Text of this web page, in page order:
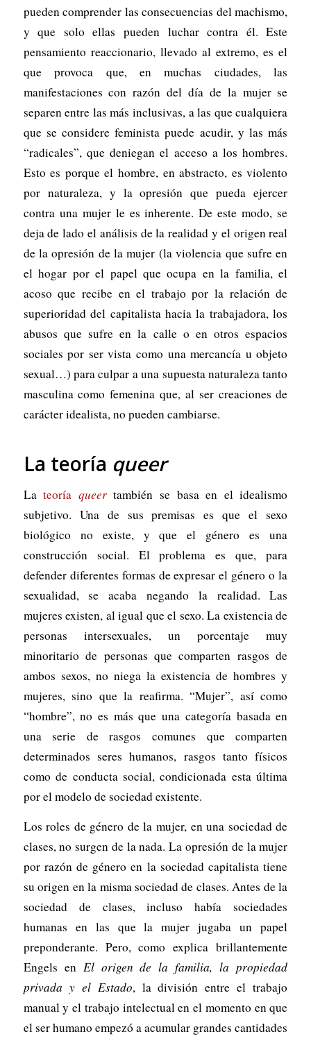
pueden comprender las consecuencias del machismo,
y que solo ellas pueden luchar contra él. Este
pensamiento reaccionario, llevado al extremo, es el
que provoca que, en muchas ciudades, las
manifestaciones con razón del día de la mujer se
separen entre las más inclusivas, a las que cualquiera
que se considere feminista puede acudir, y las más
“radicales”, que deniegan el acceso a los hombres.
Esto es porque el hombre, en abstracto, es violento
por naturaleza, y la opresión que pueda ejercer
contra una mujer le es inherente. De este modo, se
deja de lado el análisis de la realidad y el origen real
de la opresión de la mujer (la violencia que sufre en
el hogar por el papel que ocupa en la familia, el
acoso que recibe en el trabajo por la relación de
superioridad del capitalista hacia la trabajadora, los
abusos que sufre en la calle o en otros espacios
sociales por ser vista como una mercancía u objeto
sexual…) para culpar a una supuesta naturaleza tanto
masculina como femenina que, al ser creaciones de
carácter idealista, no pueden cambiarse.
La teoría queer
Lateoría queertambién se basa en el idealismo
subjetivo. Una de sus premisas es que el sexo
biológico no existe, y que el género es una
construcción social. El problema es que, para
defender diferentes formas de expresar el género o la
sexualidad, se acaba negando la realidad. Las
mujeres existen, al igual que el sexo. La existencia de
personas intersexuales, un porcentaje muy
minoritario de personas que comparten rasgos de
ambos sexos, no niega la existencia de hombres y
mujeres, sino que la reafirma. “Mujer”, así como
“hombre”, no es más que una categoría basada en
una serie de rasgos comunes que comparten
determinados seres humanos, rasgos tanto físicos
como de conducta social, condicionada esta última
por el modelo de sociedad existente.
Los roles de género de la mujer, en una sociedad de
clases, no surgen de la nada. La opresión de la mujer
por razón de género en la sociedad capitalista tiene
su origen en la misma sociedad de clases. Antes de la
sociedad de clases, incluso había sociedades
humanas en las que la mujer jugaba un papel
preponderante. Pero, como explica brillantemente
Engels en El origen de la familia, la propiedad
privada y el Estado, la división entre el trabajo
manual y el trabajo intelectual en el momento en que
el ser humano empezó a acumular grandes cantidades